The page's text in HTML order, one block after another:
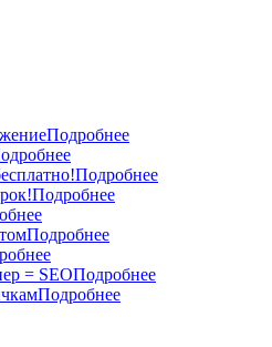
Подробнее
Подробнее
Подробнее
Подробнее
= SEOПодробнее
Подробнее